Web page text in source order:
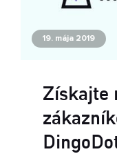
19. mája 2019
Získajte